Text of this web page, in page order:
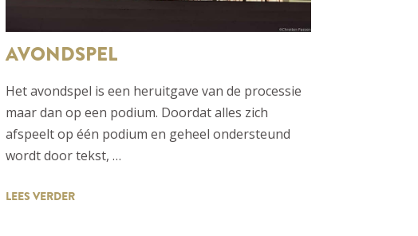
AVONDSPEL
Het avondspel is een heruitgave van de processie
maar dan op een podium. Doordat alles zich
afspeelt op één podium en geheel ondersteund
wordt door tekst, …
LEES VERDER